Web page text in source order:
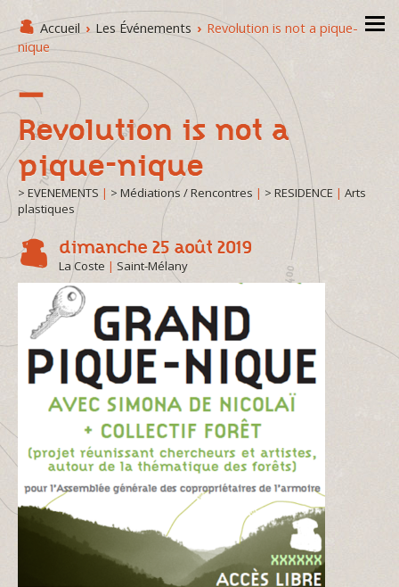
Accueil › Les Événements › Revolution is not a pique-
nique
Revolution is not a
pique-nique
> EVENEMENTS | > Médiations / Rencontres | > RESIDENCE | Arts
plastiques
dimanche 25 août 2019
La Coste | Saint-Mélany